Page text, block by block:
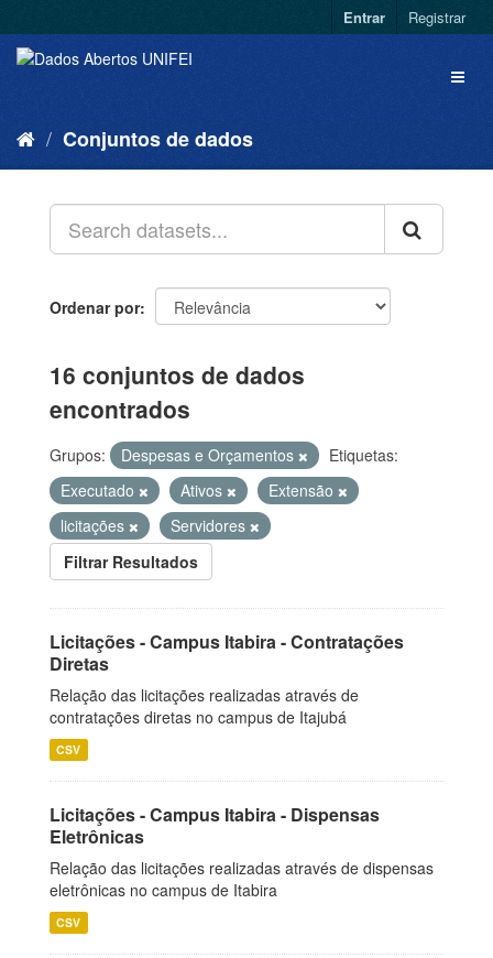
Entrar Registrar
Conjuntos de dados
Ordenar por
16 conjuntos de dados
encontrados
Grupos: Despesas e Orçamentos
Etiquetas:
Executado
Ativos
Extensão
licitações
Servidores
Filtrar Resultados
Licitações - Campus Itabira - Contratações
Diretas
Relação das licitações realizadas através de
contratações diretas no campus de Itajubá
CSV
Licitações - Campus Itabira - Dispensas
Eletrônicas
Relação das licitações realizadas através de dispensas
eletrônicas no campus de Itabira
CSV